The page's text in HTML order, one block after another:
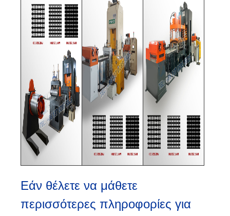
Εάν θέλετε να μάθετε
περισσότερες πληροφορίες για